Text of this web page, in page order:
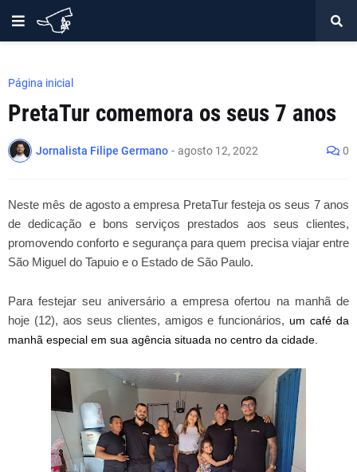
Página inicial
PretaTur comemora os seus 7 anos
Jornalista Filipe Germano - agosto 12, 2022 0
Neste mês de agosto a empresa PretaTur festeja os seus 7 anos
de dedicação e bons serviços prestados aos seus clientes,
promovendo conforto e segurança para quem precisa viajar entre
São Miguel do Tapuio e o Estado de São Paulo.
Para festejar seu aniversário a empresa ofertou na manhã de
hoje (12), aos seus clientes, amigos e funcionários, um café da
manhã especial em sua agência situada no centro da cidade.